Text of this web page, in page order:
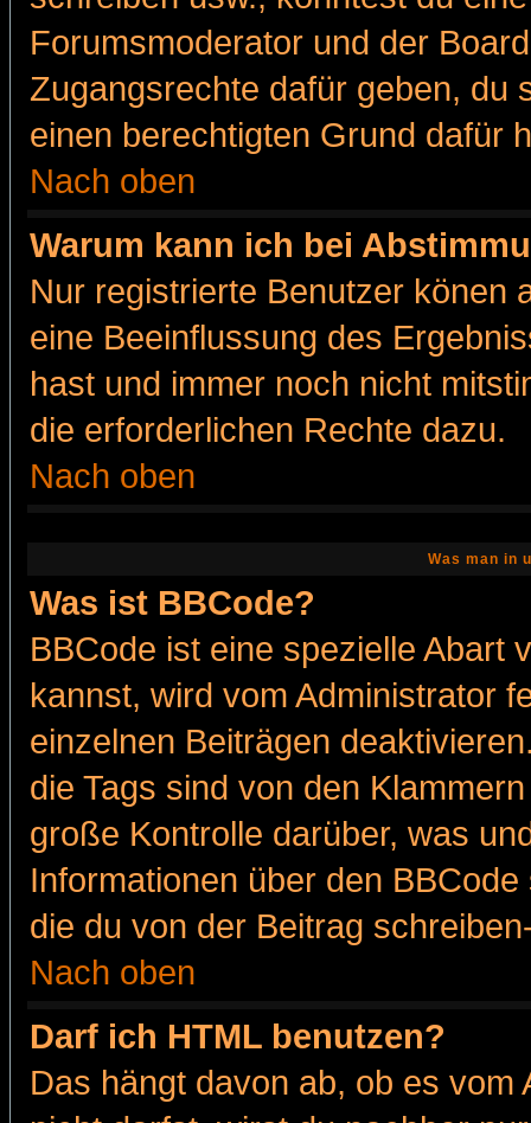
Forumsmoderator und der
Zugangsrechte dafür geben, du
einen berechtigten Grund dafür
Nach oben
Warum kann ich bei
Nur registrierte Benutzer könen
eine Beeinflussung des
hast und immer noch nicht
die erforderlichen Rechte dazu.
Nach oben
Was man in
Was ist BBCode?
BBCode ist eine spezielle Abart
kannst, wird vom Administrator
einzelnen Beiträgen
die Tags sind von den
große Kontrolle darüber, was
Informationen über den
die du von der Beitrag
Nach oben
Darf ich HTML benutzen?
Das hängt davon ab, ob es